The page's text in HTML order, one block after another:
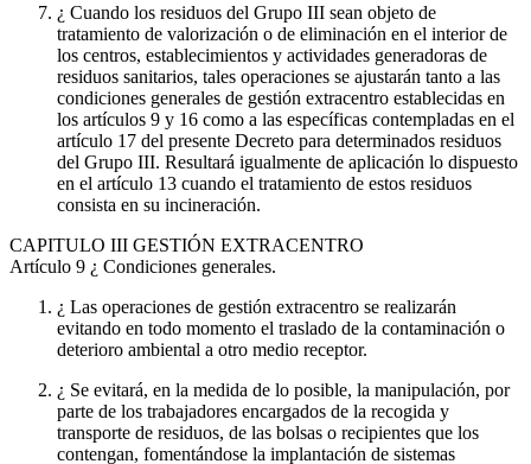
¿ Cuando los residuos del Grupo III sean objeto de
tratamiento de valorización o de eliminación en el interior de
los centros, establecimientos y actividades generadoras de
residuos sanitarios, tales operaciones se ajustarán tanto a las
condiciones generales de gestión extracentro establecidas en
los artículos 9 y 16 como a las específicas contempladas en el
artículo 17 del presente Decreto para determinados residuos
del Grupo III. Resultará igualmente de aplicación lo dispuesto
en el artículo 13 cuando el tratamiento de estos residuos
consista en su incineración.
CAPITULO III GESTIÓN EXTRACENTRO
Artículo 9 ¿ Condiciones generales.
¿ Las operaciones de gestión extracentro se realizarán
evitando en todo momento el traslado de la contaminación o
deterioro ambiental a otro medio receptor.
¿ Se evitará, en la medida de lo posible, la manipulación, por
parte de los trabajadores encargados de la recogida y
transporte de residuos, de las bolsas o recipientes que los
contengan, fomentándose la implantación de sistemas